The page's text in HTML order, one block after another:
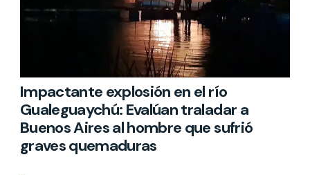
Impactante explosión en el río
Gualeguaychú: Evalúan traladar a
Buenos Aires al hombre que sufrió
graves quemaduras